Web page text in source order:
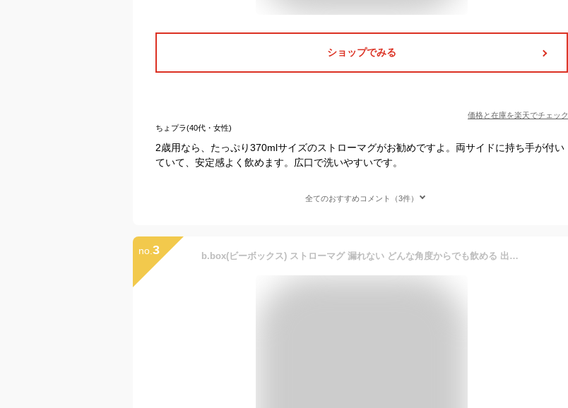
ショップでみる
価格と在庫を楽天でチェック
ちょプラ(40代・女性)
2歳用なら、たっぷり370mlサイズのストローマグがお勧めですよ。両サイドに持ち手が付い
ていて、安定感よく飲めます。広口で洗いやすいです。
全てのおすすめコメント（3件）
no. 3 b.box(ビーボックス) ストローマグ 漏れない どんな角度からでも飲める 出産祝い 【b.box正規品】 【ディズニーシッピーカップ】 (くまのプーさん, 1個 (x 1))